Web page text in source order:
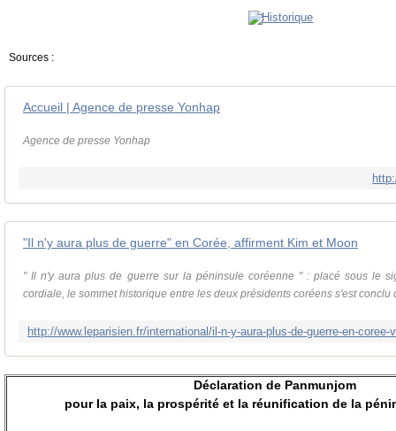
Sources :
Accueil | Agence de presse Yonhap
Agence de presse Yonhap
"Il n'y aura plus de guerre" en Corée, affirment Kim et Moon
" Il n'y aura plus de guerre sur la péninsule coréenne " : placé sous le
cordiale, le sommet historique entre les deux présidents coréens s'est conclu
Déclaration de Panmunjom
pour la paix, la prospérité et la réunification de la